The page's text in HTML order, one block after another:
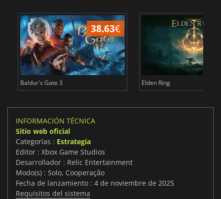
38.63€
Baldur's Gate 3 Elden Ring
INFORMACIÓN TÉCNICA
Sitio web oficial
Categorías : Estrategia
Editor : Xbox Game Studios
Desarrollador : Relic Entertainment
Modo(s) : Solo, Cooperação
Fecha de lanzamiento : 4 de noviembre de 2025
Requisitos del sistema